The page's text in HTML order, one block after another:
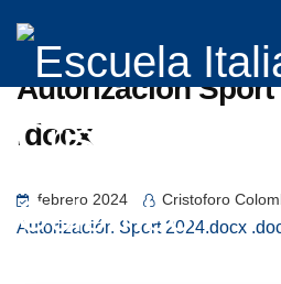
Autorización Sport
.docx
febrero 2024 Cristoforo
Autorización Sport 2024.docx